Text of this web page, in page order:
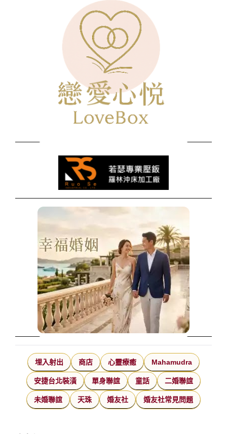
埋入射出 商店 心靈療癒 Mahamudra
安捷台北裝潢 單身聯誼 童話 二婚聯誼
未婚聯誼 天珠 婚友社 婚友社常見問題